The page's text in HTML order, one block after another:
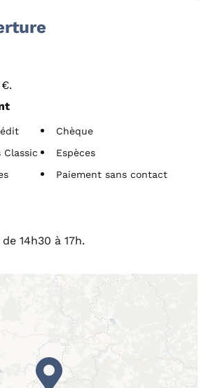
Chèque
Classic
Espèces
Paiement sans contact
14h30 à 17h.